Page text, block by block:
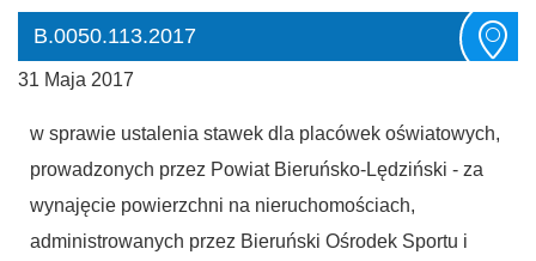
B.0050.113.2017
31 Maja 2017
w sprawie ustalenia stawek dla placówek oświatowych,
prowadzonych przez Powiat Bieruńsko-Lędziński - za
wynajęcie powierzchni na nieruchomościach,
administrowanych przez Bieruński Ośrodek Sportu i